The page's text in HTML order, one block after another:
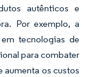
autênticos e
Por exemplo, a
tecnologias de
para combater
aumenta os custos